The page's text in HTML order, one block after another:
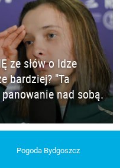
ze słów o Idze
bardziej? "Ta
nad sobą.
Pogoda Bydgoszcz